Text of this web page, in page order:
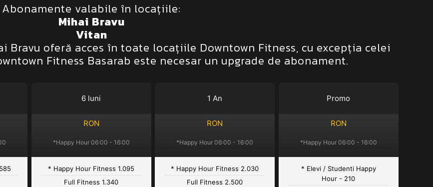
Abonamente valabile în locațiile:
Mihai Bravu
Vitan
oferă acces în toate locațiile Downtown Fitness, cu excepția celei
Fitness Basarab este necesar un upgrade de abonament.
6 luni
RON
*Happy Hour 06:00 - 16:00
* Happy Hour Fitness 1.095
Full Fitness 1.340
1 An
RON
*Happy Hour 06:00 - 16:00
* Happy Hour Fitness 2.030
Full Fitness 2.500
Promo
RON
*Happy Hour 06:00 - 16:00
* Elevi / Studenti Happy
Hour - 210